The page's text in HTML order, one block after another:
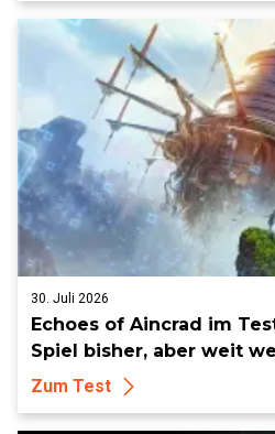
30. Juli 2026
Echoes of Aincrad im
Spiel bisher, aber weit
Zum Test